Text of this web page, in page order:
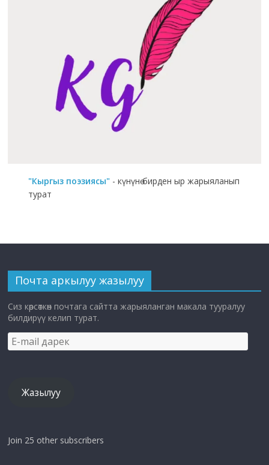
"Кыргыз поэзиясы" - күнүнө бирден ыр жарыяланып
турат
Почта аркылуу жазылуу
Сиз көрсөткөн почтага сайтта жарыяланган макала тууралуу
билдирүү келип турат.
E-
mail
Жазылуу
Join 25 other subscribers